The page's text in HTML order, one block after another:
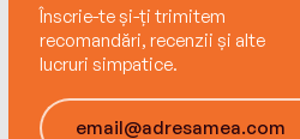
Înscrie-te și-ți trimitem
recomandări, recenzii și alte
lucruri simpatice.